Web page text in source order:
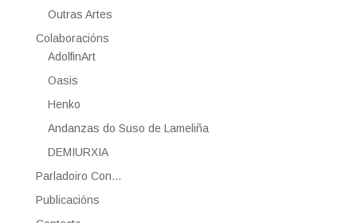
Outras Artes
Colaboracións
AdolfinArt
Oasis
Henko
Andanzas do Suso de Lameliña
DEMIURXIA
Parladoiro Con…
Publicacións